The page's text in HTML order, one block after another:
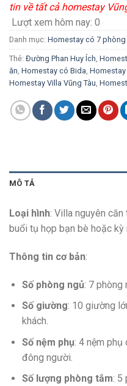
tin về tất cả homestay
Lượt xem hôm nay: 0
Danh mục: Homestay có 7 phòng
Thẻ: Đường Phan Huy Ích
ăn Homestay có Bida
Homestay Villa Vũng Tàu
MÔ TẢ
Loại hình: Villa nguyên căn
buổi tụ họp bạn bè hoặc kỳ
Thông tin cơ bản:
Số phòng ngủ: 7 phòng
Số giường: 10 giường
khách.
Số nệm phụ: 4 nệm phụ
đông người.
Số lượng phòng tắm: 5